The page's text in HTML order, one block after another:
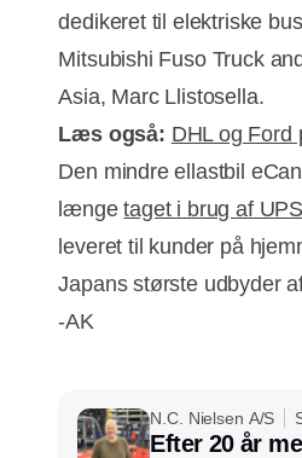
dedikeret til elektriske
Mitsubishi Fuso Truck
Asia, Marc Llistosella.
Læs også: DHL og
Den mindre ellastbil
længetaget i brug af
leveret til kunder på
Japans største udbyder
-AK
N.C. Nielsen A/S
Efter 20 år